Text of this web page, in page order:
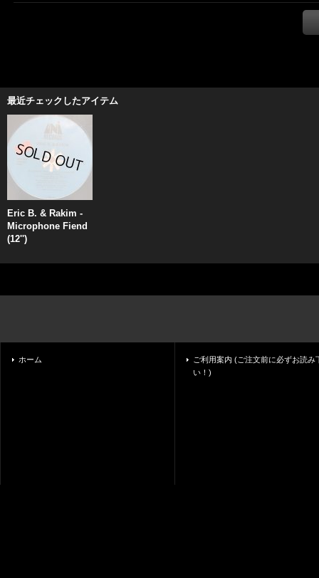
最近チェックしたアイテム
Eric B. & Rakim -
Microphone Fiend
(12'')
ホーム
ご利用案内 (ご注文前に必ずお読み
い！)